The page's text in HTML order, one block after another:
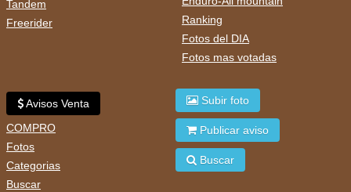
Tandem
Freerider
Ranking
Fotos del DIA
Fotos mas votadas
Avisos Venta
COMPRO
Fotos
Categorias
Buscar
Subir foto
Publicar aviso
Buscar